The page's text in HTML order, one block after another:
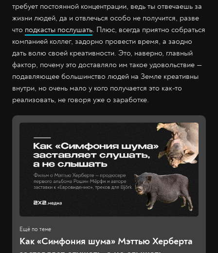
требует постоянной концентрации, ведь ты отвечаешь за
жизни людей, да и отвлечься особо не получится, разве
что подкасты послушать. Плюс, всегда приятно собраться
компанией коллег, задорно провести время, а заодно
дать волю своей креативности. Это, наверно, главный
фактор, почему это доставляло им такое удовольствие —
подавляющее большинство людей на Земле креативны
внутри, но очень мало у кого получается это как-то
реализовать, не говоря уже о заработке.
Как «Симфония шума» Мэттью Херберта